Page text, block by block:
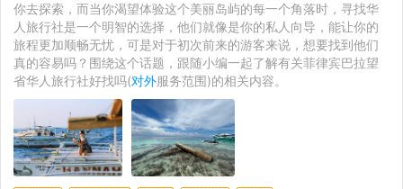
你去探索，而当你渴望体验这个美丽岛屿的每一个角落时，寻找华
人旅行社是一个明智的选择，他们就像是你的私人向导，能让你的
旅程更加顺畅无忧，可是对于初次前来的游客来说，想要找到他们
真的容易吗？围绕这个话题，跟随小编一起了解有关菲律宾巴拉望
省华人旅行社好找吗(对外服务范围)的相关内容。